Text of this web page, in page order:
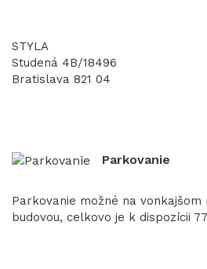
STYLA
Studená 4B/18496
Bratislava 821 04
Parkovanie
Parkovanie možné na
budovou, celkovo je k dispozícii